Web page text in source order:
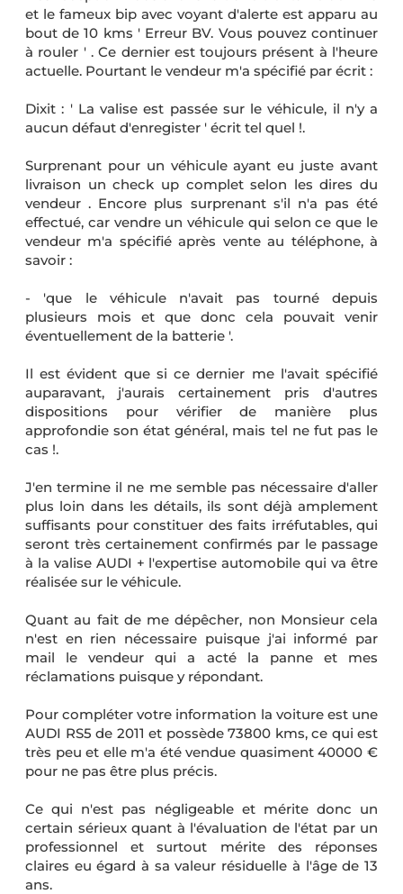
et le fameux bip avec voyant d'alerte est apparu au
bout de 10 kms ' Erreur BV. Vous pouvez continuer
à rouler ' . Ce dernier est toujours présent à l'heure
actuelle. Pourtant le vendeur m'a spécifié par écrit :
Dixit : ' La valise est passée sur le véhicule, il n'y a
aucun défaut d'enregister ' écrit tel quel !.
Surprenant pour un véhicule ayant eu juste avant
livraison un check up complet selon les dires du
vendeur . Encore plus surprenant s'il n'a pas été
effectué, car vendre un véhicule qui selon ce que le
vendeur m'a spécifié après vente au téléphone, à
savoir :
- 'que le véhicule n'avait pas tourné depuis
plusieurs mois et que donc cela pouvait venir
éventuellement de la batterie '.
Il est évident que si ce dernier me l'avait spécifié
auparavant, j'aurais certainement pris d'autres
dispositions pour vérifier de manière plus
approfondie son état général, mais tel ne fut pas le
cas !.
J'en termine il ne me semble pas nécessaire d'aller
plus loin dans les détails, ils sont déjà amplement
suffisants pour constituer des faits irréfutables, qui
seront très certainement confirmés par le passage
à la valise AUDI + l'expertise automobile qui va être
réalisée sur le véhicule.
Quant au fait de me dépêcher, non Monsieur cela
n'est en rien nécessaire puisque j'ai informé par
mail le vendeur qui a acté la panne et mes
réclamations puisque y répondant.
Pour compléter votre information la voiture est une
AUDI RS5 de 2011 et possède 73800 kms, ce qui est
très peu et elle m'a été vendue quasiment 40000 €
pour ne pas être plus précis.
Ce qui n'est pas négligeable et mérite donc un
certain sérieux quant à l'évaluation de l'état par un
professionnel et surtout mérite des réponses
claires eu égard à sa valeur résiduelle à l'âge de 13
ans.